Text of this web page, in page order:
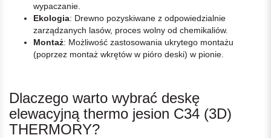
wypaczanie.
Ekologia: Drewno pozyskiwane z odpowiedzialnie
zarządzanych lasów, proces wolny od chemikaliów.
Montaż: Możliwość zastosowania ukrytego montażu
(poprzez montaż wkrętów w pióro deski) w pionie.
Dlaczego warto wybrać deskę
elewacyjną thermo jesion C34 (3D)
THERMORY?